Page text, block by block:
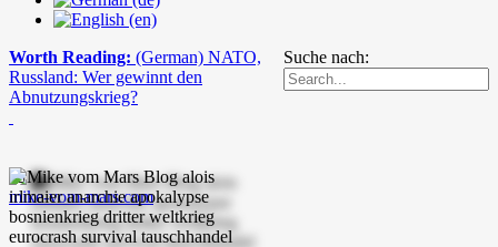
Suche nach:
Worth Reading: (German) NATO,
Russland: Wer gewinnt den
Abnutzungskrieg?
mike-vom-mars.com